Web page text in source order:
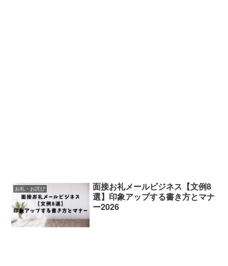
お礼・お詫び
面接お礼メールビジネス【文例8
選】印象アップする書き方とマナ
ー2026